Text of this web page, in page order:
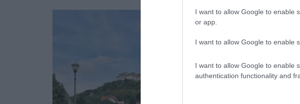
I want to allow Google to enable
or app.
I want to allow Google to enable
I want to allow Google to enable
authentication functionality and